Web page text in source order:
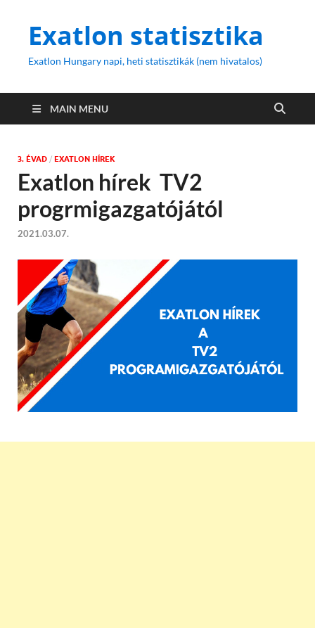
Exatlon statisztika
Exatlon Hungary napi, heti statisztikák (nem hivatalos)
MAIN MENU
3. ÉVAD / EXATLON HÍREK
Exatlon hírek TV2
progrmigazgatójától
2021.03.07.